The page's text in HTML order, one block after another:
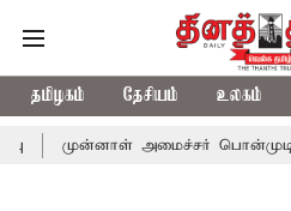
தமிழகம் தேசியம் உலகம்
அமைச்சர் பொன்முடிக்கு சென்னை